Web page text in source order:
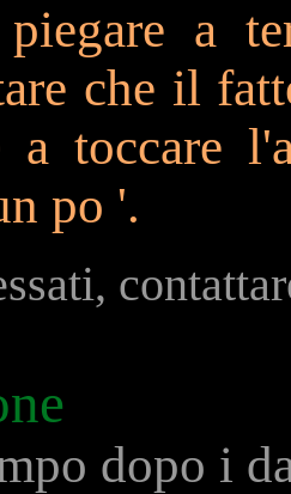
piegare a
che il
a toccare
po '.
dopo i